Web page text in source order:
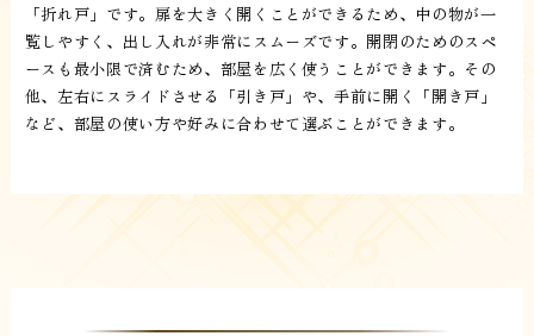
「折れ戸」です。扉を大きく開くことができるため、中の物が一
覧しやすく、出し入れが非常にスムーズです。開閉のためのスペ
ースも最小限で済むため、部屋を広く使うことができます。その
他、左右にスライドさせる「引き戸」や、手前に開く「開き戸」
など、部屋の使い方や好みに合わせて選ぶことができます。